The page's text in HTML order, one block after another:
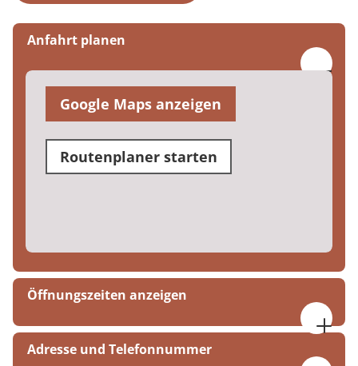
Anfahrt planen
Google Maps anzeigen
Routenplaner starten
Öffnungszeiten anzeigen
08:30 - 16:00 Uhr
Adresse und Telefonnummer